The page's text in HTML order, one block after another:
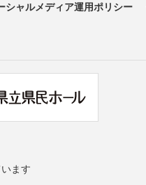
シャルメディア運用ポリシー
ます